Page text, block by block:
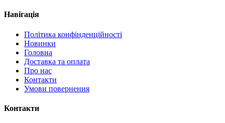
Навігація
Політика конфінденційності
Новинки
Головна
Доставка та оплата
Про нас
Контакти
Умови повернення
Контакти